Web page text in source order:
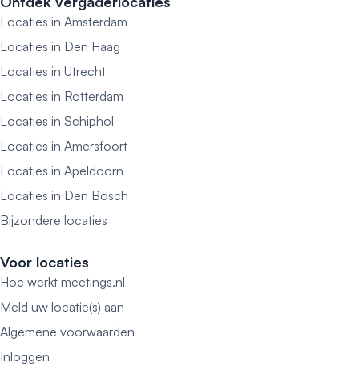
Locaties in Amsterdam
Locaties in Den Haag
Locaties in Utrecht
Locaties in Rotterdam
Locaties in Schiphol
Locaties in Amersfoort
Locaties in Apeldoorn
Locaties in Den Bosch
Bijzondere locaties
Voor locaties
Hoe werkt meetings.nl
Meld uw locatie(s) aan
Algemene voorwaarden
Inloggen